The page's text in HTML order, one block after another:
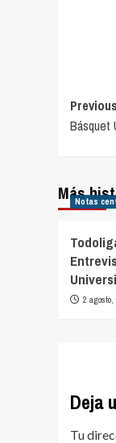
de
Básquet
MásNotas
2 agosto,
Deja
Tu